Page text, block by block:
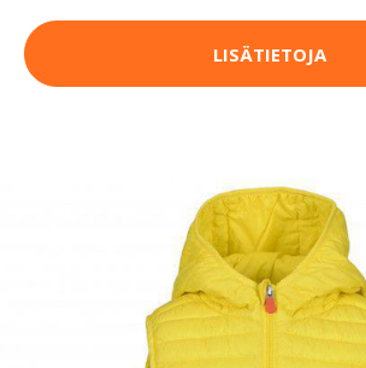
LISÄTIETOJA